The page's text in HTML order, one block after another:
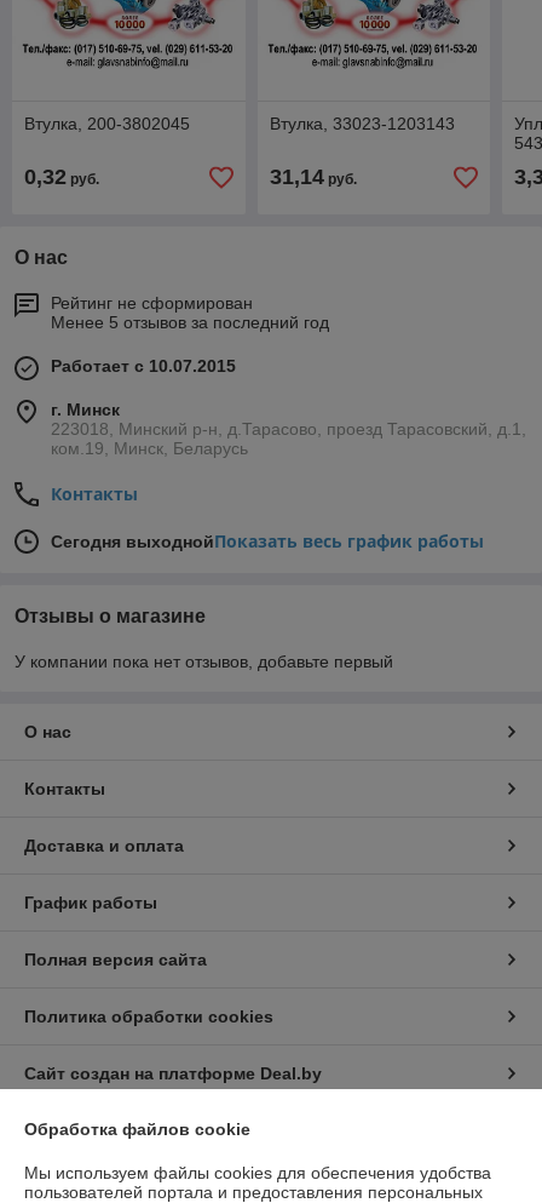
Втулка, 200-3802045
0,32 руб.
Втулка, 33023-1203143
31,14руб.
О нас
Рейтинг не сформирован
Менее 5 отзывов за последний год
Работает с 10.07.2015
г. Минск
223018, Минский р-н, д.Тарасово, проезд Тарасовский, д.1,
ком.19, Минск, Беларусь
Контакты
Сегодня выходнойПоказать весь график работы
Отзывы о магазине
У компании пока нет отзывов, добавьте первый
О нас
Контакты
Доставка и оплата
График работы
Полная версия сайта
Политика обработки cookies
Сайт создан на платформе Deal.by
Юридическое лицо:ООО "ГлавСнаб"
Обработка файлов cookie
Мы используем файлы cookies для обеспечения удобства
пользователей портала и предоставления персональных